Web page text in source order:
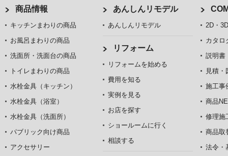
商品情報
キッチンまわりの商品
お風呂まわりの商品
洗面所・洗面台の商品
トイレまわりの商品
水栓金具（キッチン）
水栓金具（浴室）
水栓金具（洗面所）
パブリック向け商品
アクセサリー
あんしんリモデル
あんしんリモデル
リフォーム
リフォームを始める
費用を知る
実例を見る
お店を探す
ショールームに行く
相談する
2D・
カタロ
説明書
見積・
施工事
商品
修理施
商品取
法令・